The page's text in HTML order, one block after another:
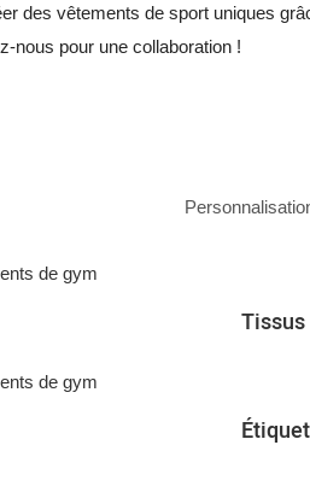
des vêtements de sport uniques
nous pour une collaboration !